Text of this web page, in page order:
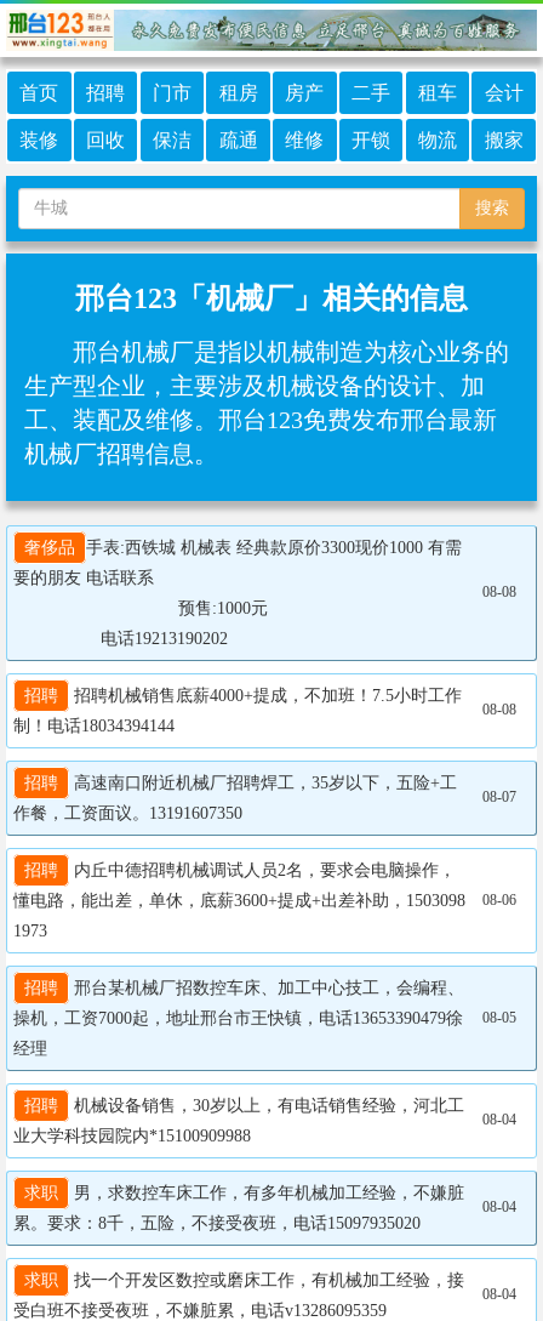
首页 招聘 门市 租房 房产 二手 租车 会计
装修 回收 保洁 疏通 维修 开锁 物流 搬家
搜索
邢台123「机械厂」相关的信息
邢台机械厂是指以‌机械制造‌为核心业务的
生产型企业，主要涉及机械设备的设计、加
工、装配及维修。邢台123免费发布邢台最新
机械厂招聘信息。
奢侈品
手表:西铁城 机械表 经典款原价3300现价1000 有需
要的朋友 电话联系
                  电话19213190202
08-08
招聘
招聘机械销售底薪4000+提成，不加班！7.5小时工作
制！电话18034394144
08-08
招聘
高速南口附近机械厂招聘焊工，35岁以下，五险+工
作餐，工资面议。13191607350
08-07
招聘
内丘中德招聘机械调试人员2名，要求会电脑操作，
懂电路，能出差，单休，底薪3600+提成+出差补助，1503098
1973
08-06
招聘
邢台某机械厂招数控车床、加工中心技工，会编程、
操机，工资7000起，地址邢台市王快镇，电话13653390479徐
经理
08-05
招聘
机械设备销售，30岁以上，有电话销售经验，河北工
业大学科技园院内*15100909988
08-04
求职
男，求数控车床工作，有多年机械加工经验，不嫌脏
累。要求：8千，五险，不接受夜班，电话15097935020
08-04
求职
找一个开发区数控或磨床工作，有机械加工经验，接
受白班不接受夜班，不嫌脏累，电话v13286095359
08-04